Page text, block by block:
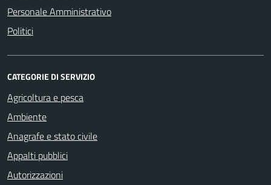
Personale Amministrativo
Politici
CATEGORIE DI SERVIZIO
Agricoltura e pesca
Ambiente
Anagrafe e stato civile
Appalti pubblici
Autorizzazioni